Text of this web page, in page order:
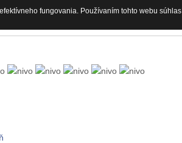
fungovania. Používaním tohto webu